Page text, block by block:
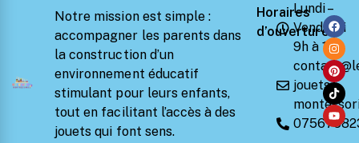
Notre mission est simple :
accompagner les parents dans
la construction d’un
environnement éducatif
stimulant pour leurs enfants,
tout en facilitant l’accès à des
jouets qui font sens.
Horaires
d’ouverture
Lundi –
Vendredi
9h à 18h
jouets-